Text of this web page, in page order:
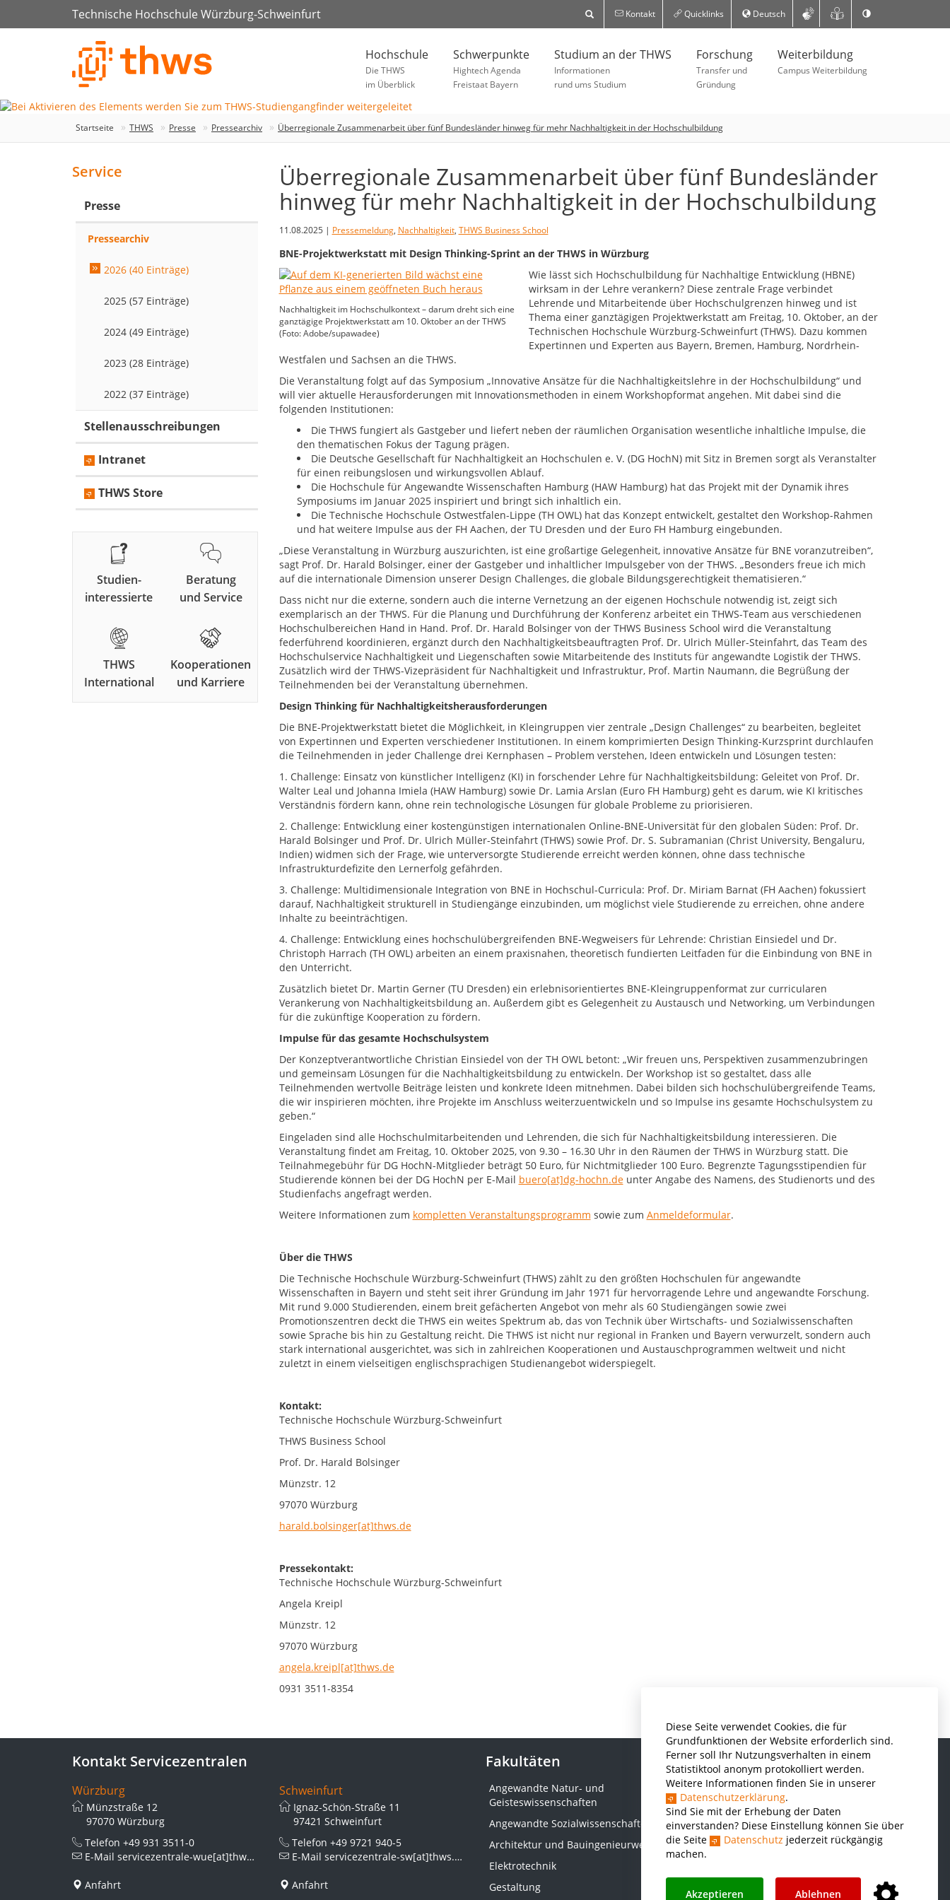
Diese Seite verwendet Cookies, die für
Grundfunktionen der Website erforderlich sind.
Ferner soll Ihr Nutzungsverhalten in einem
Statistiktool anonym protokolliert werden.
Weitere Informationen finden Sie in unserer
Datenschutzerklärung.
Sind Sie mit der Erhebung der Daten
einverstanden? Diese Einstellung können Sie über
die Seite
Datenschutz jederzeit rückgängig
machen.
Akzeptieren Ablehnen
Technische Hochschule Würzburg-Schweinfurt Kontakt Quicklinks Deutsch
Hochschule
Die THWS
im Überblick
Schwerpunkte
Hightech Agenda
Freistaat Bayern
Studium an der THWS
Informationen
rund ums Studium
Forschung
Transfer und
Gründung
Weiterbildung
Campus Weiterbildung
Startseite THWS Presse Pressearchiv Überregionale Zusammenarbeit über fünf Bundesländer hinweg für mehr Nachhaltigkeit in der Hochschulbildung
Überregionale Zusammenarbeit über fünf Bundesländer
hinweg für mehr Nachhaltigkeit in der Hochschulbildung
11.08.2025 | Pressemeldung, Nachhaltigkeit, THWS Business School
BNE-Projektwerkstatt mit Design Thinking-Sprint an der THWS in Würzburg
Nachhaltigkeit im Hochschulkontext – darum dreht sich eine
ganztägige Projektwerkstatt am 10. Oktober an der THWS
(Foto: Adobe/supawadee)
Wie lässt sich Hochschulbildung für Nachhaltige Entwicklung (HBNE)
wirksam in der Lehre verankern? Diese zentrale Frage verbindet
Lehrende und Mitarbeitende über Hochschulgrenzen hinweg und ist
Thema einer ganztägigen Projektwerkstatt am Freitag, 10. Oktober, an der
Technischen Hochschule Würzburg-Schweinfurt (THWS). Dazu kommen
Expertinnen und Experten aus Bayern, Bremen, Hamburg, Nordrhein-
Westfalen und Sachsen an die THWS.
Die Veranstaltung folgt auf das Symposium „Innovative Ansätze für die Nachhaltigkeitslehre in der Hochschulbildung“ und
will vier aktuelle Herausforderungen mit Innovationsmethoden in einem Workshopformat angehen. Mit dabei sind die
folgenden Institutionen:
Die THWS fungiert als Gastgeber und liefert neben der räumlichen Organisation wesentliche inhaltliche Impulse, die
den thematischen Fokus der Tagung prägen.
Die Deutsche Gesellschaft für Nachhaltigkeit an Hochschulen e. V. (DG HochN) mit Sitz in Bremen sorgt als Veranstalter
für einen reibungslosen und wirkungsvollen Ablauf.
Die Hochschule für Angewandte Wissenschaften Hamburg (HAW Hamburg) hat das Projekt mit der Dynamik ihres
Symposiums im Januar 2025 inspiriert und bringt sich inhaltlich ein.
Die Technische Hochschule Ostwestfalen-Lippe (TH OWL) hat das Konzept entwickelt, gestaltet den Workshop-Rahmen
und hat weitere Impulse aus der FH Aachen, der TU Dresden und der Euro FH Hamburg eingebunden.
„Diese Veranstaltung in Würzburg auszurichten, ist eine großartige Gelegenheit, innovative Ansätze für BNE voranzutreiben“,
sagt Prof. Dr. Harald Bolsinger, einer der Gastgeber und inhaltlicher Impulsgeber von der THWS. „Besonders freue ich mich
auf die internationale Dimension unserer Design Challenges, die globale Bildungsgerechtigkeit thematisieren.“
Dass nicht nur die externe, sondern auch die interne Vernetzung an der eigenen Hochschule notwendig ist, zeigt sich
exemplarisch an der THWS. Für die Planung und Durchführung der Konferenz arbeitet ein THWS-Team aus verschiedenen
Hochschulbereichen Hand in Hand. Prof. Dr. Harald Bolsinger von der THWS Business School wird die Veranstaltung
federführend koordinieren, ergänzt durch den Nachhaltigkeitsbeauftragten Prof. Dr. Ulrich Müller-Steinfahrt, das Team des
Hochschulservice Nachhaltigkeit und Liegenschaften sowie Mitarbeitende des Instituts für angewandte Logistik der THWS.
Zusätzlich wird der THWS-Vizepräsident für Nachhaltigkeit und Infrastruktur, Prof. Martin Naumann, die Begrüßung der
Teilnehmenden bei der Veranstaltung übernehmen.
Design Thinking für Nachhaltigkeitsherausforderungen
Die BNE-Projektwerkstatt bietet die Möglichkeit, in Kleingruppen vier zentrale „Design Challenges“ zu bearbeiten, begleitet
von Expertinnen und Experten verschiedener Institutionen. In einem komprimierten Design Thinking-Kurzsprint durchlaufen
die Teilnehmenden in jeder Challenge drei Kernphasen – Problem verstehen, Ideen entwickeln und Lösungen testen:
1. Challenge: Einsatz von künstlicher Intelligenz (KI) in forschender Lehre für Nachhaltigkeitsbildung: Geleitet von Prof. Dr.
Walter Leal und Johanna Imiela (HAW Hamburg) sowie Dr. Lamia Arslan (Euro FH Hamburg) geht es darum, wie KI kritisches
Verständnis fördern kann, ohne rein technologische Lösungen für globale Probleme zu priorisieren.
2. Challenge: Entwicklung einer kostengünstigen internationalen Online-BNE-Universität für den globalen Süden: Prof. Dr.
Harald Bolsinger und Prof. Dr. Ulrich Müller-Steinfahrt (THWS) sowie Prof. Dr. S. Subramanian (Christ University, Bengaluru,
Indien) widmen sich der Frage, wie unterversorgte Studierende erreicht werden können, ohne dass technische
Infrastrukturdefizite den Lernerfolg gefährden.
3. Challenge: Multidimensionale Integration von BNE in Hochschul-Curricula: Prof. Dr. Miriam Barnat (FH Aachen) fokussiert
darauf, Nachhaltigkeit strukturell in Studiengänge einzubinden, um möglichst viele Studierende zu erreichen, ohne andere
Inhalte zu beeinträchtigen.
4. Challenge: Entwicklung eines hochschulübergreifenden BNE-Wegweisers für Lehrende: Christian Einsiedel und Dr.
Christoph Harrach (TH OWL) arbeiten an einem praxisnahen, theoretisch fundierten Leitfaden für die Einbindung von BNE in
den Unterricht.
Zusätzlich bietet Dr. Martin Gerner (TU Dresden) ein erlebnisorientiertes BNE-Kleingruppenformat zur curricularen
Verankerung von Nachhaltigkeitsbildung an. Außerdem gibt es Gelegenheit zu Austausch und Networking, um Verbindungen
für die zukünftige Kooperation zu fördern.
Impulse für das gesamte Hochschulsystem
Der Konzeptverantwortliche Christian Einsiedel von der TH OWL betont: „Wir freuen uns, Perspektiven zusammenzubringen
und gemeinsam Lösungen für die Nachhaltigkeitsbildung zu entwickeln. Der Workshop ist so gestaltet, dass alle
Teilnehmenden wertvolle Beiträge leisten und konkrete Ideen mitnehmen. Dabei bilden sich hochschulübergreifende Teams,
die wir inspirieren möchten, ihre Projekte im Anschluss weiterzuentwickeln und so Impulse ins gesamte Hochschulsystem zu
geben.“
Eingeladen sind alle Hochschulmitarbeitenden und Lehrenden, die sich für Nachhaltigkeitsbildung interessieren. Die
Veranstaltung findet am Freitag, 10. Oktober 2025, von 9.30 – 16.30 Uhr in den Räumen der THWS in Würzburg statt. Die
Teilnahmegebühr für DG HochN-Mitglieder beträgt 50 Euro, für Nichtmitglieder 100 Euro. Begrenzte Tagungsstipendien für
Studierende können bei der DG HochN per E-Mail buero[at]dg-hochn.deunter Angabe des Namens, des Studienorts und des
Studienfachs angefragt werden.
Weitere Informationen zum kompletten Veranstaltungsprogramm sowie zum Anmeldeformular.
Über die THWS
Die Technische Hochschule Würzburg-Schweinfurt (THWS) zählt zu den größten Hochschulen für angewandte
Wissenschaften in Bayern und steht seit ihrer Gründung im Jahr 1971 für hervorragende Lehre und angewandte Forschung.
Mit rund 9.000 Studierenden, einem breit gefächerten Angebot von mehr als 60 Studiengängen sowie zwei
Promotionszentren deckt die THWS ein weites Spektrum ab, das von Technik über Wirtschafts- und Sozialwissenschaften
sowie Sprache bis hin zu Gestaltung reicht. Die THWS ist nicht nur regional in Franken und Bayern verwurzelt, sondern auch
stark international ausgerichtet, was sich in zahlreichen Kooperationen und Austauschprogrammen weltweit und nicht
zuletzt in einem vielseitigen englischsprachigen Studienangebot widerspiegelt.
Kontakt:
Technische Hochschule Würzburg-Schweinfurt
THWS Business School
Prof. Dr. Harald Bolsinger
Münzstr. 12
97070 Würzburg
harald.bolsinger[at]thws.de
Pressekontakt:
Technische Hochschule Würzburg-Schweinfurt
Angela Kreipl
Münzstr. 12
97070 Würzburg
angela.kreipl[at]thws.de
0931 3511-8354
Service
Presse
Pressearchiv
2026 (40 Einträge)
2025 (57 Einträge)
2024 (49 Einträge)
2023 (28 Einträge)
2022 (37 Einträge)
Stellenausschreibungen
Intranet
THWS Store
Studien-
interessierte
Beratung
und Service
THWS
International
Kooperationen
und Karriere
Kontakt Servicezentralen
Würzburg
Münzstraße 12
97070 Würzburg
Telefon +49 931 3511-0
E-Mail servicezentrale-wue[at]thws.de
Anfahrt
Schweinfurt
Ignaz-Schön-Straße 11
97421 Schweinfurt
Telefon +49 9721 940-5
E-Mail servicezentrale-sw[at]thws.de
Anfahrt
Fakultäten
Angewandte Natur- und
Geisteswissenschaften
Angewandte Sozialwissenschaften
Architektur und Bauingenieurwesen
Elektrotechnik
Gestaltung
Informatik und Wirtschaftsinformatik
Kunststofftechnik und Vermessung
Maschinenbau
THWS Business School